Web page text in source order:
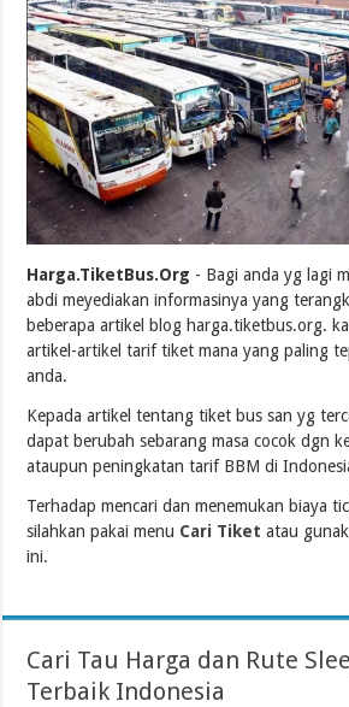
Harga.TiketBus.Org - Bagi anda yg lagi
abdi meyediakan informasinya yang
beberapa artikel blog harga.tiketbus.org.
artikel-artikel tarif tiket mana yang paling
anda.
Kepada artikel tentang tiket bus san yg
dapat berubah sebarang masa cocok dgn
ataupun peningkatan tarif BBM di
Terhadap mencari dan menemukan biaya
silahkan pakai menu Cari Tiket atau
ini.
Cari Tau Harga dan Rute
Terbaik Indonesia